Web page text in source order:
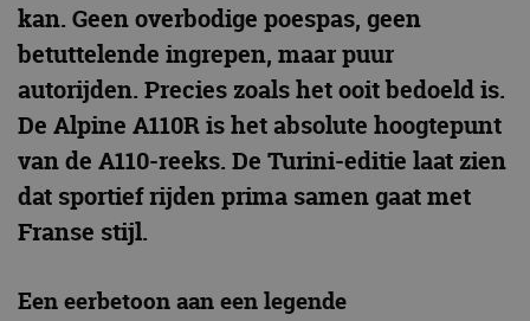
kan. Geen overbodige poespas, geen
betuttelende ingrepen, maar puur
autorijden. Precies zoals het ooit bedoeld is.
De Alpine A110R is het absolute hoogtepunt
van de A110-reeks. De Turini-editie laat zien
dat sportief rijden prima samen gaat met
Franse stijl.
Een eerbetoon aan een legende